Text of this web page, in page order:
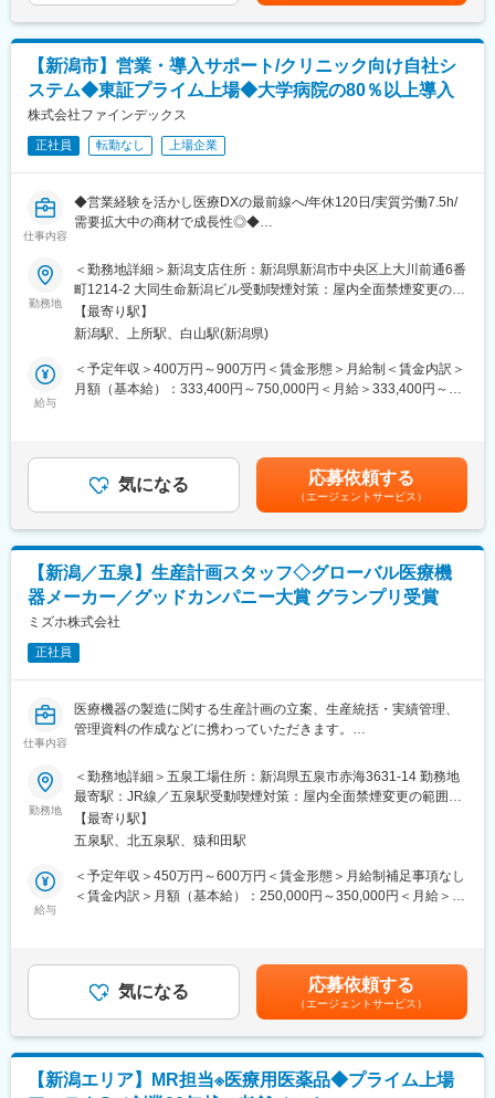
を導入
・リモートワーク制度もございます
■当社について
医療システムをメインに自治体向け文書システムや医療機器の自
社開発や、コンサルティングを行う東証プライム上場企業です。
大学病院などの大規模病院では圧倒的な導入実績を誇ります。(主
要納入先／東京大学、京都大学、大阪大学等）
自社開発しており、近年ではクラウドサービスや生成AIの利活用
にも注力し、新しい発想と技術力で国内外にイノベーションを起
変更の範囲：会社の定める業務
す。
■業務の特徴
消耗品をメインに大型機器も販売します。競合企業は600社程度
と多く、製品での差別化は難しい環境です。価格勝負をすること
もできますが、当社は製品説明のスキル向上、教育体制を充実さ
せることで営業スキルを伸ばし続けることを追及しています。
■キャリアパス
管理職を目指す道とプレーヤーとしてスペシャリストを目指す道
へ昇格した方もいます。
※モデル月給例：第二新卒入社23万円→3年目27万円→5年目30万
円
※営業所長700～800万円、支店長800～1000万円、ブロック長
■魅力
◎医院内シェア向上に向け、営業の専門性／スキルを高めること
にも注力しています。メーカーに頼っていたデモンストレーショ
ンの自社内製化など、無理なく営業としてのスキルを身に着ける
ことができます。
◎親会社の米国・ヘンリーシャイン社は世界最大級の歯科医療機
器及び歯科材料販売会社なので製品群は幅広く、幅広い提案が可
能です。
■当社について
・地域密着型の営業活動から得た地域ごとのノウハウ、協力メー
・国内外のメーカー／商社の協力体制のもと、話題の先進技術を
紹介する展示会も毎年開催しています。
変更の範囲：会社の定める業務
あります。月給(月額)は固定手当を含めた表記です。
【新潟市】営業・導入サポート/クリニック向け自社シ
ステム◆東証プライム上場◆大学病院の80％以上導入
株式会社ファインデックス
正社員 転勤なし 上場企業
仕事内容
◆営業経験を活かし医療DXの最前線へ/年休120日/実質労働7.5h/
需要拡大中の商材で成長性◎◆
■業務詳細：
クリニックを運営するお客様へ、自社開発のパッケージシステム
を利用したコンサルティング（診療効率化やDXに関する課題解
決・提案）やシステムの構築、設定等を行っていただきます。
当社では、お客様にご評価いただける企画立案や顧客提案を行う
ことを大切にしていますので、売上ノルマや飛び込み営業などは
ありません。
【営業業務】
-当社製品を用いた医療機関への運用提案や見積作成などの商談
【導入業務】
-PJ管理
-システム運用検討と導入
-操作研修や納品資料作成
-稼働立ち合い
【パートナー業務】
・販売導入代理店に対する、自社製品の営業企画支援
・パートナー向けのセミナーや勉強会の開催
【ユーザサポート業務】
・顧客対応を行う社内メンバーに対する支援
■働き方：
・年休120日、土日祝休、7.5ｈ労働、残業20ｈ程度
・フレックスタイム制と同等の勤務制度である「複数定時制度」
■当社について
タの利活用を支える研究開発型のIT企業です。病院で使われる診
療情報管理システムや業務支援システム、自治体向けソリューシ
ョンなど、私たちの製品・サービスは社会に欠かせないインフラ
として、人々が健康に暮らすための仕組みを支えています。
高い利便性と安全性を追求し、大学病院やナショナルセンターと
の共同研究を行いながら、社会に貢献できる製品を開発。近年で
勤務地
＜勤務地詳細＞新潟支店住所：新潟県新潟市中央区上大川前通6番
町1214-2 大同生命新潟ビル受動喫煙対策：屋内全面禁煙変更の範
囲：会社の定める事業所（リモートワーク含む）
【最寄り駅】
新潟駅、上所駅、白山駅(新潟県)
給与
＜予定年収＞400万円～900万円＜賃金形態＞月給制＜賃金内訳＞
月額（基本給）：333,400円～750,000円＜月給＞333,400円～
上下する可能性があります。月給(月額)は固定手当を含めた表記で
す。
気になる 応募依頼する
（エージェントサービス）
【新潟／五泉】生産計画スタッフ◇グローバル医療機
器メーカー／グッドカンパニー大賞 グランプリ受賞
ミズホ株式会社
正社員
仕事内容
医療機器の製造に関する生産計画の立案、生産統括・実績管理、
管理資料の作成などに携わっていただきます。
多くの生産プロセスに統括的に関わるやりがいのある仕事です。
当社は100年を超える医療機器メーカーで、世界的なトップクラ
スシェア製品を持つ安定企業です。
【仕事の内容】
※全てのご経験がなくても構いません。経験・強みをお持ちの領域
から携わっていただきます※
・原価管理 / 価格交渉、コスト分析、原価低減
・そのほか / 製品出荷管理、製造現場コントロール、伝票処理
計・製造しています。
「脳動脈瘤クリップ」「整形外科インプラント」「鋼製器具」
勤務地
＜勤務地詳細＞五泉工場住所：新潟県五泉市赤海3631-14 勤務地
最寄駅：JR線／五泉駅受動喫煙対策：屋内全面禁煙変更の範囲：
会社の定める事業所
【最寄り駅】
五泉駅、北五泉駅、猿和田駅
給与
＜予定年収＞450万円～600万円＜賃金形態＞月給制補足事項なし
＜賃金内訳＞月額（基本給）：250,000円～350,000円＜月給＞
選考を通じて上下する可能性があります。・業績加算賞与の制度
があり、年収は平均的な加算賞与を含みます。・残業代別途支給
賃金はあくまでも目安の金額であり、選考を通じて上下する可能
性があります。月給(月額)は固定手当を含めた表記です。
気になる 応募依頼する
（エージェントサービス）
【新潟エリア】MR担当※医療用医薬品◆プライム上場